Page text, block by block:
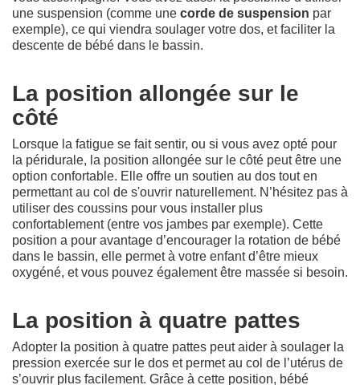
une suspension (comme une corde de suspension par
exemple), ce qui viendra soulager votre dos, et faciliter la
descente de bébé dans le bassin.
La position allongée sur le
côté
Lorsque la fatigue se fait sentir, ou si vous avez opté pour
la péridurale, la position allongée sur le côté peut être une
option confortable. Elle offre un soutien au dos tout en
permettant au col de s'ouvrir naturellement. N’hésitez pas à
utiliser des coussins pour vous installer plus
confortablement (entre vos jambes par exemple). Cette
position a pour avantage d’encourager la rotation de bébé
dans le bassin, elle permet à votre enfant d’être mieux
oxygéné, et vous pouvez également être massée si besoin.
La position à quatre pattes
Adopter la position à quatre pattes peut aider à soulager la
pression exercée sur le dos et permet au col de l’utérus de
s’ouvrir plus facilement. Grâce à cette position, bébé